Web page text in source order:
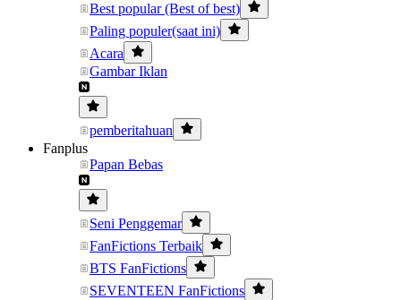
Best popular (Best of best)
Paling populer(saat ini)
Acara
Gambar Iklan
pemberitahuan
Fanplus
Papan Bebas
Seni Penggemar
FanFictions Terbaik
BTS FanFictions
SEVENTEEN FanFictions